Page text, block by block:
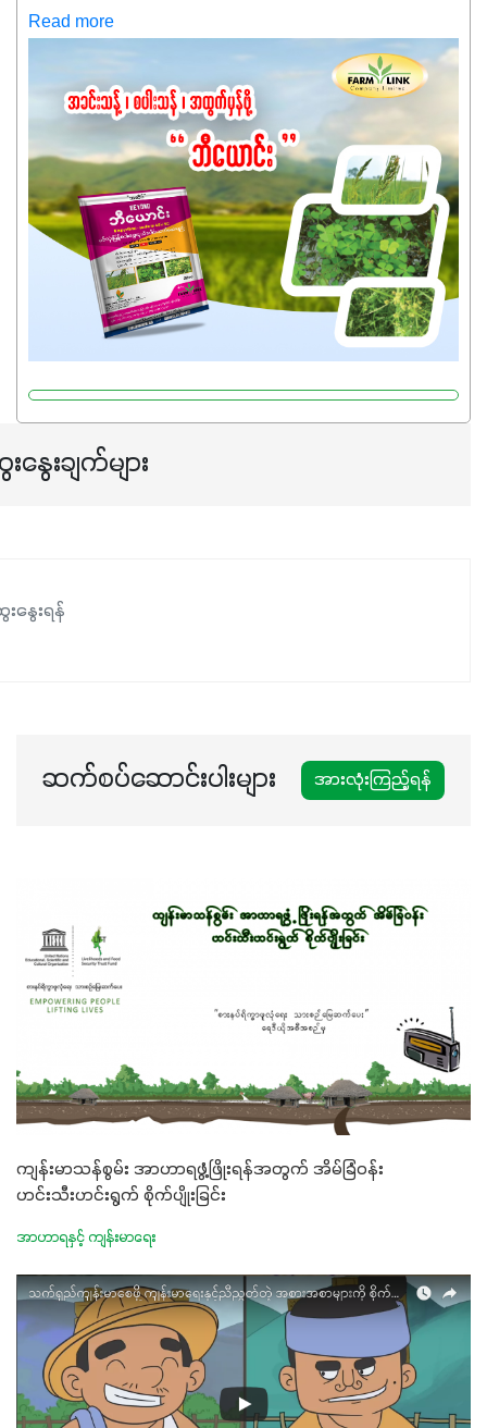
ကလည်း တက်နေတဲ့ဒီလိုအချိန်မှာ သွင်းအားစုဖိုးကို လျှော့ချပြီး
အထွက်နှုန်းကို ထိန်းထားနိုင်မှ ဦးကြီးတို့ အဆင်ပြေမှာနော် ✔️ဒါ
ကြောင့် ကိုယ်သုံးသမျှ ကိုယ့်အတွက်အကျိုးရစေမယ့်
အရည်အသွေးစိတ်ချရတဲ့ သွင်းအားစုပစ္စည်းတွေကိုပဲ ရွေးချယ်
သုံးသင့်ပါတယ်။
Read more
နွေးချက်များ
နွေးရန်
ဆက်စပ်ဆောင်းပါးများ အားလုံးကြည့်ရန်
ကျန်းမာသန်စွမ်း အာဟာရဖွံ့ဖြိုးရန်အတွက် အိမ်ခြံဝန်း
ဟင်းသီးဟင်းရွက် စိုက်ပျိုးခြင်း
အာဟာရနှင့် ကျန်းမာရေး